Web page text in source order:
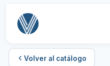
Volver al catálogo